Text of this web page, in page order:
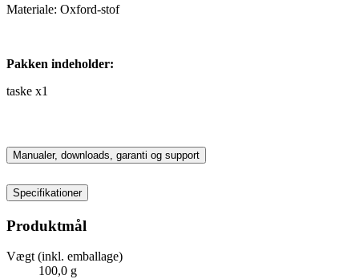
Materiale: Oxford-stof
Pakken indeholder:
taske x1
Manualer, downloads, garanti og support
Specifikationer
Produktmål
Vægt (inkl. emballage)
100,0 g